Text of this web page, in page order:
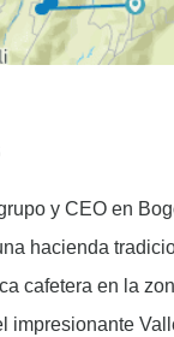
y CEO en
hacienda
cafetera en la
impresionante